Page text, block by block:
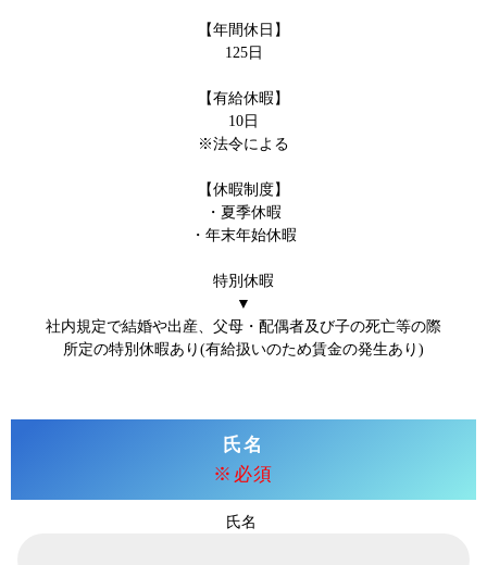
【年間休日】
125日
【有給休暇】
10日
※法令による
【休暇制度】
・夏季休暇
・年末年始休暇
特別休暇
▼
社内規定で結婚や出産、父母・配偶者及び子の死亡等の際
所定の特別休暇あり(有給扱いのため賃金の発生あり)
氏名
※必須
氏名